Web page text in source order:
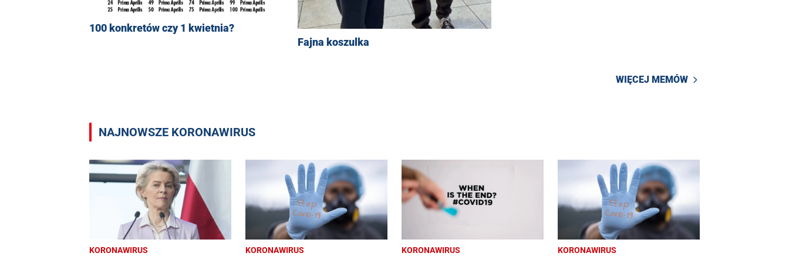
100 konkretów czy 1 kwietnia?
Fajna koszulka
WIĘCEJ MEMÓW
NAJNOWSZE KORONAWIRUS
KORONAWIRUS KORONAWIRUS KORONAWIRUS KORONAWIRUS